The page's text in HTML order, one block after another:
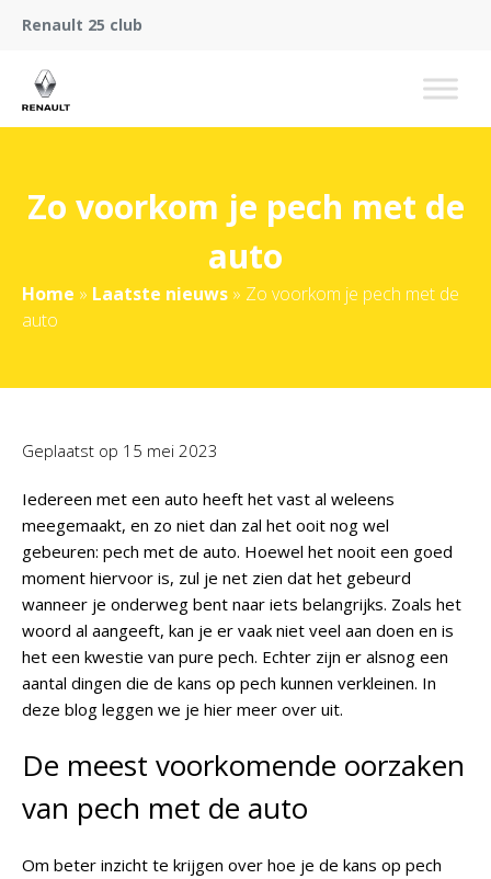
Renault 25 club
Zo voorkom je pech met de
auto
Home » Laatste nieuws » Zo voorkom je pech met de
auto
Geplaatst op 15 mei 2023
Iedereen met een auto heeft het vast al weleens
meegemaakt, en zo niet dan zal het ooit nog wel
gebeuren: pech met de auto. Hoewel het nooit een goed
moment hiervoor is, zul je net zien dat het gebeurd
wanneer je onderweg bent naar iets belangrijks. Zoals het
woord al aangeeft, kan je er vaak niet veel aan doen en is
het een kwestie van pure pech. Echter zijn er alsnog een
aantal dingen die de kans op pech kunnen verkleinen. In
deze blog leggen we je hier meer over uit.
De meest voorkomende oorzaken
van pech met de auto
Om beter inzicht te krijgen over hoe je de kans op pech